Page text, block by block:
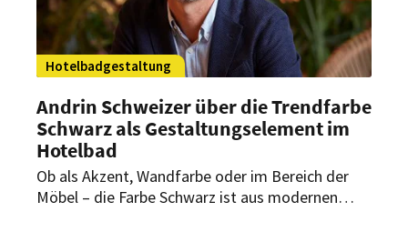
Hotelbadgestaltung
Andrin Schweizer über die Trendfarbe
Schwarz als Gestaltungselement im
Hotelbad
Ob als Akzent, Wandfarbe oder im Bereich der
Möbel – die Farbe Schwarz ist aus modernen